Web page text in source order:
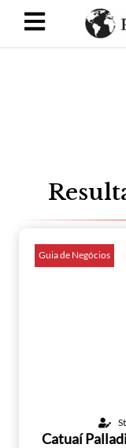
Guia de Negócios
Catuaí